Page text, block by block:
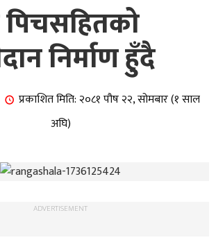
पिचसहितको
निर्माण हुँदै
प्रकाशित मिति: २०८१ पौष २२, सोमबार (१ साल
अघि)
ADVERTISEMENT